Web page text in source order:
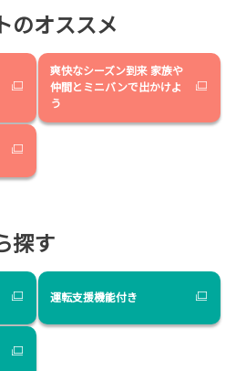
のオススメ
爽快なシーズン到来 家族や
仲間とミニバンで出かけよ
う
探す
運転支援機能付き